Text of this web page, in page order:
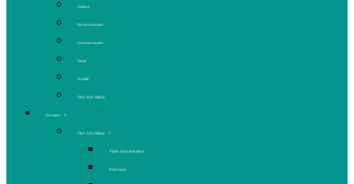
Culture
Environnement
Communautaire
Santé
Société
Club Ado Média
Dossiers
Club Ado Média
Vidéo de présentation
Historique